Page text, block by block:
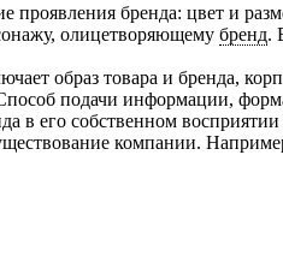
проявления бренда: цвет и
олицетворяющему бренд.
образ товара и бренда,
подачи информации,
в его собственном
компании.